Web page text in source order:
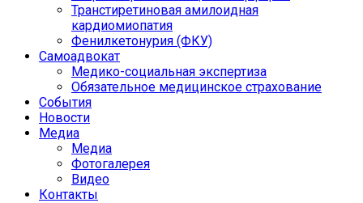
Транстиретиновая амилоидная
кардиомиопатия
Фенилкетонурия (ФКУ)
Самоадвокат
Медико-социальная экспертиза
Обязательное медицинское страхование
События
Новости
Медиа
Медиа
Фотогалерея
Видео
Контакты